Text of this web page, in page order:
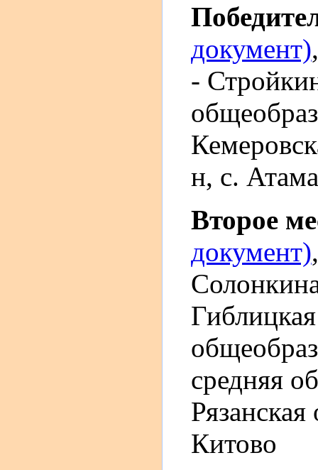
документ)
-
н, с.
Второе
документ)
средняя
Китово